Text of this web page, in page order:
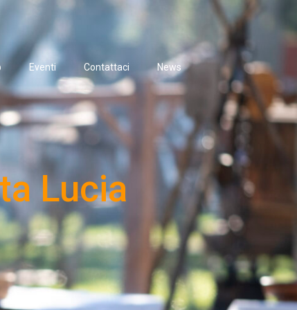
Eventi Contattaci News
Lucia